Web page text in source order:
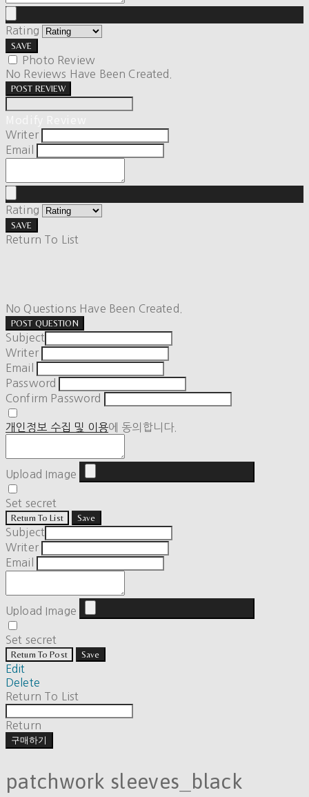
Rating
SAVE
Photo Review
No Reviews Have Been Created.
POST REVIEW
Writer
Email
Rating
SAVE
Return To List
No Questions Have Been Created.
POST QUESTION
Subject
Writer
Email
Password
Confirm Password
개인정보 수집 및 이용에 동의합니다.
Upload Image
Set secret
Return To List Save
Subject
Writer
Email
Upload Image
Set secret
Return To Post Save
Edit
Delete
Return To List
Return
구매하기
patchwork sleeves_black